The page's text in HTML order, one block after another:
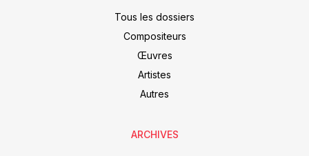
Tous les dossiers
Compositeurs
Œuvres
Artistes
Autres
ARCHIVES